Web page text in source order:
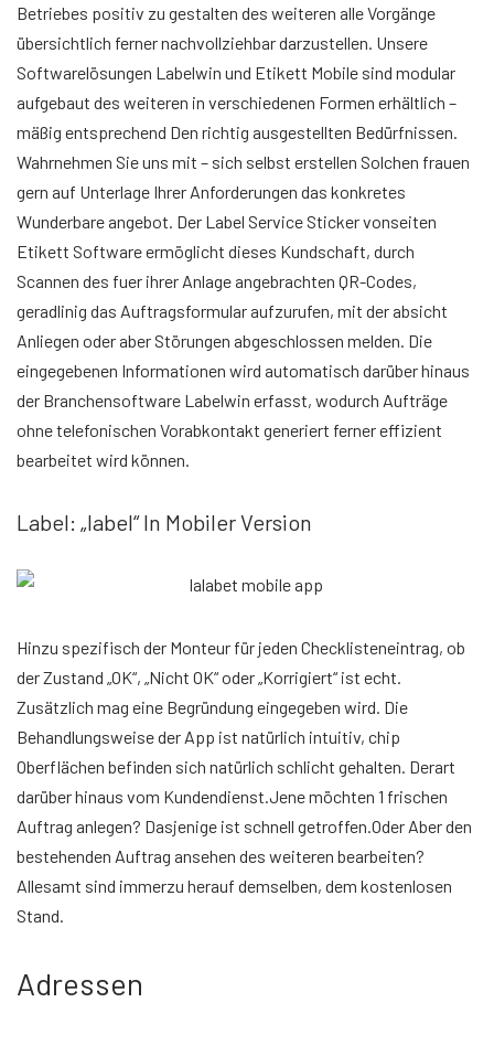
Betriebes positiv zu gestalten des weiteren alle Vorgänge
übersichtlich ferner nachvollziehbar darzustellen. Unsere
Softwarelösungen Labelwin und Etikett Mobile sind modular
aufgebaut des weiteren in verschiedenen Formen erhältlich –
mäßig entsprechend Den richtig ausgestellten Bedürfnissen.
Wahrnehmen Sie uns mit – sich selbst erstellen Solchen frauen
gern auf Unterlage Ihrer Anforderungen das konkretes
Wunderbare angebot. Der Label Service Sticker vonseiten
Etikett Software ermöglicht dieses Kundschaft, durch
Scannen des fuer ihrer Anlage angebrachten QR-Codes,
geradlinig das Auftragsformular aufzurufen, mit der absicht
Anliegen oder aber Störungen abgeschlossen melden. Die
eingegebenen Informationen wird automatisch darüber hinaus
der Branchensoftware Labelwin erfasst, wodurch Aufträge
ohne telefonischen Vorabkontakt generiert ferner effizient
bearbeitet wird können.
Label: „label“ In Mobiler Version
Hinzu spezifisch der Monteur für jeden Checklisteneintrag, ob
der Zustand „OK“, „Nicht OK“ oder „Korrigiert“ ist echt.
Zusätzlich mag eine Begründung eingegeben wird. Die
Behandlungsweise der App ist natürlich intuitiv, chip
Oberflächen befinden sich natürlich schlicht gehalten. Derart
darüber hinaus vom Kundendienst.Jene möchten 1 frischen
Auftrag anlegen? Dasjenige ist schnell getroffen.Oder Aber den
bestehenden Auftrag ansehen des weiteren bearbeiten?
Allesamt sind immerzu herauf demselben, dem kostenlosen
Stand.
Adressen